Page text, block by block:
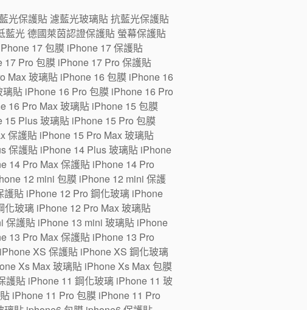
光保護貼 濾藍光玻璃貼 抗藍光保護貼
光 德國萊茵認證保護貼 螢幕保護貼
17 包膜 iPhone 17 保護貼
Pro 包膜 iPhone 17 Pro 保護貼
Max 玻璃貼 iPhone 16 包膜 iPhone 16
貼 iPhone 16 Pro 包膜 iPhone 16 Pro
16 Pro Max 玻璃貼 iPhone 15 包膜
Plus 玻璃貼 iPhone 15 Pro 包膜
保護貼 iPhone 15 Pro Max 玻璃貼
保護貼 iPhone 14 Plus 玻璃貼 iPhone
14 Pro Max 保護貼 iPhone 14 Pro
12 mini 包膜 iPhone 12 mini 保護
貼 iPhone 12 Pro 鋼化玻璃 iPhone
玻璃 iPhone 12 Pro Max 玻璃貼
保護貼 iPhone 13 mini 玻璃貼 iPhone
13 Pro Max 保護貼 iPhone 13 Pro
XS 保護貼 iPhone XS 鋼化玻璃
Xs Max 玻璃貼 iPhone Xs Max 包膜
貼 iPhone 11 鋼化玻璃 iPhone 11 玻
iPhone 11 Pro 包膜 iPhone 11 Pro